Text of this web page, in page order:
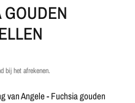
bij het afrekenen.
van Angele - Fuchsia gouden